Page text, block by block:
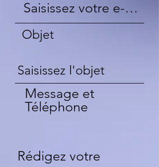
Objet
Message et
Téléphone